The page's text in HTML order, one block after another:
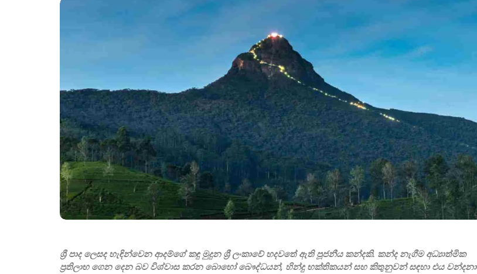
ශ්‍රී පාද ලෙසද හැඳින්වෙන ආදම්ගේ කඳු මුදුන ශ්‍රී ලංකාවේ හදවතේ ඇති පූජනීය කන්දකි. කන්ද නැගීම අධ්‍යාත්මික
ප්‍රතිලාභ ගෙන දෙන බව විශ්වාස කරන බොහෝ බෞද්ධයන්, හින්දු භක්තිකයන් සහ කිතුනුවන් සඳහා එය වන්දනා